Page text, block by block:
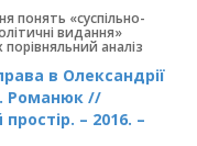
понять «суспільно-
видання»
аналіз
в Олександрії
Романюк //
– 2016. –